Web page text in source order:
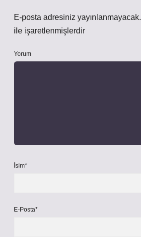
E-posta adresiniz yayınlanmayacak.
ile işaretlenmişlerdir
Yorum
İsim*
E-Posta*